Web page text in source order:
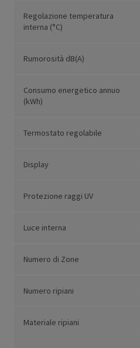
Regolazione temperatura
interna (°C)
Rumorosità dB(A)
Consumo energetico annuo
(kWh)
Termostato regolabile
Display
Protezione raggi UV
Luce interna
Numero di Zone
Numero ripiani
Materiale ripiani